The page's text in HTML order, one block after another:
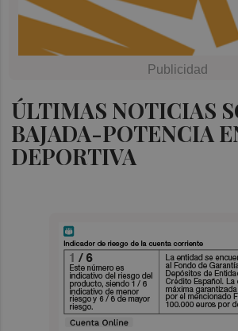
ÚLTIMAS NOTICIAS
BAJADA-POTENCIA
DEPORTIVA